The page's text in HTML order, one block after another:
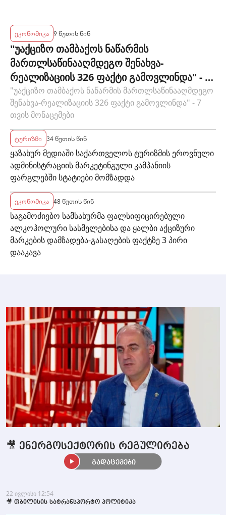
ეკონომიკა 9 წუთის წინ
"უაქციზო თამბაქოს ნაწარმის
მართლსაწინააღმდეგო შენახვა-
რეალიზაციის 326 ფაქტი გამოვლინდა" - 7
თვის მონაცემები
"უაქციზო თამბაქოს ნაწარმის მართლსაწინააღმდეგო
შენახვა-რეალიზაციის 326 ფაქტი გამოვლინდა" - 7
თვის მონაცემები
ტურიზმი 34 წუთის წინ
ყაზახურ მედიაში საქართველოს ტურიზმის ეროვნული
ადმინისტრაციის მარკეტინგული კამპანიის
ფარგლებში სტატიები მომზადდა
ეკონომიკა 48 წუთის წინ
საგამოძიებო სამსახურმა ფალსიფიცირებული
ალკოჰოლური სასმელებისა და ყალბი აქციზური
მარკების დამზადება-გასაღების ფაქტზე 3 პირი
დააკავა
22 ივლისი 12:54
🎥 თბილისის სატრანსპორტო პოლიტიკა
🎥 ენერგოსექტორის რეგულირება
გადაცემები